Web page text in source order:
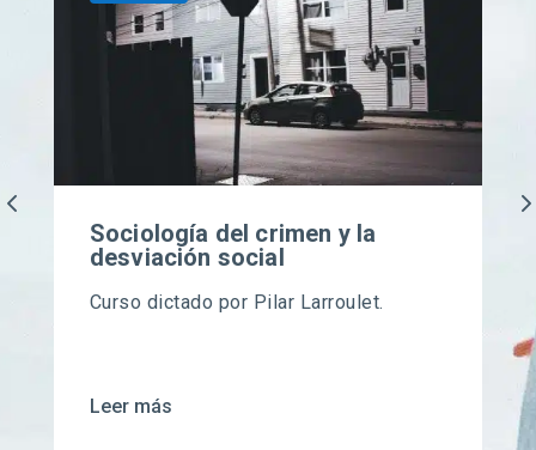
Sociología del crimen y la
desviación social
Curso dictado por Pilar Larroulet.
Leer más